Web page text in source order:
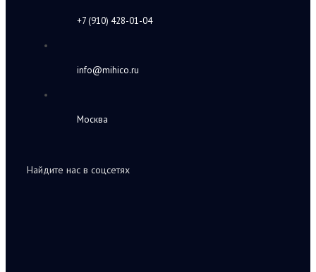
+7 (910) 428-01-04
info@mihico.ru
Москва
Найдите нас в соцсетях